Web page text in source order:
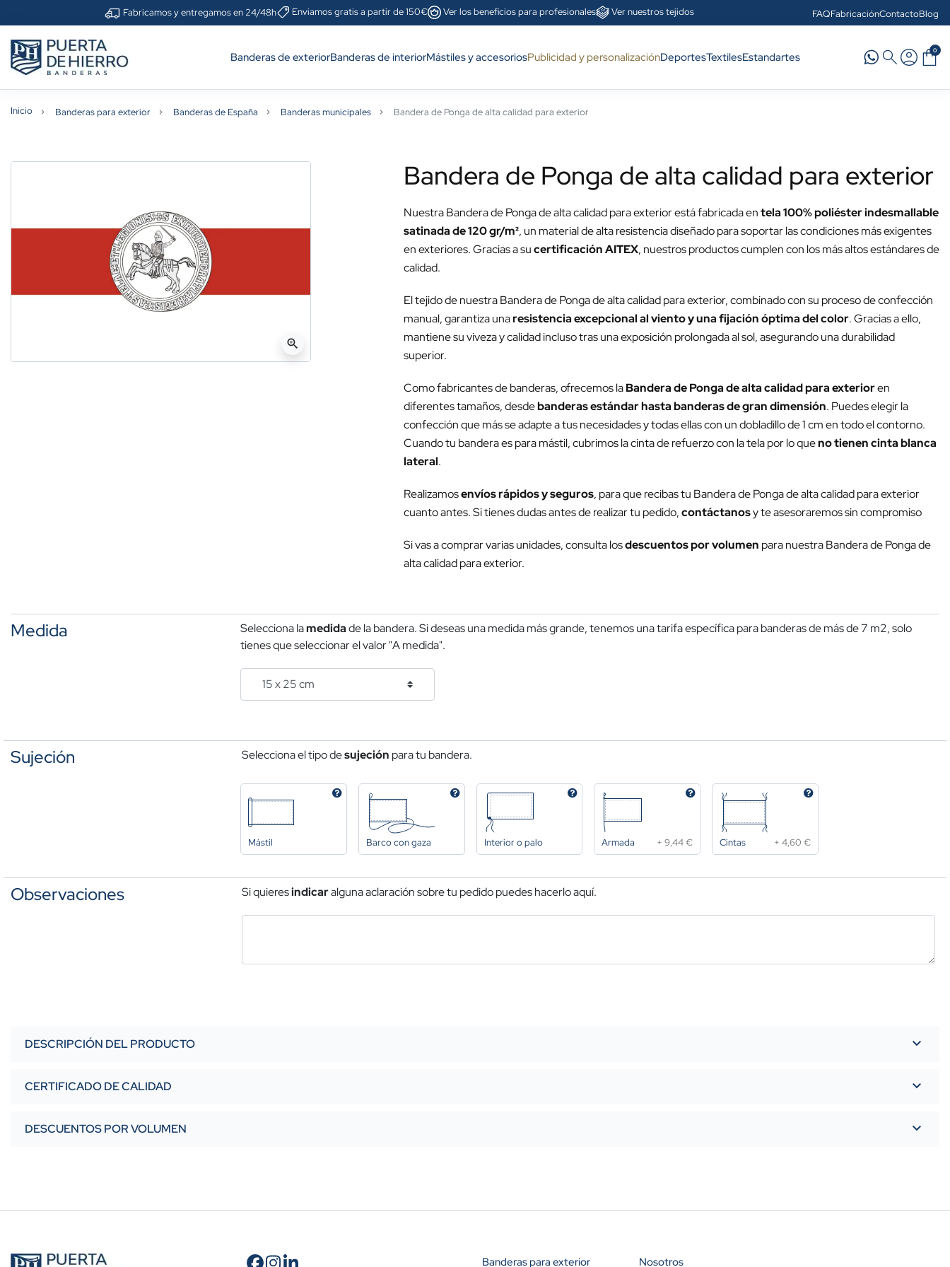
Fabricamos y entregamos en 24/48h Enviamos gratis a partir de 150€ Ver los beneficios para profesionales Ver nuestros tejidos FAQFabricaciónContactoBlog
Banderas de exteriorBanderas de interiorMástiles y accesoriosPublicidad y personalizaciónDeportesTextilesEstandartes 0
Inicio Banderas para exterior Banderas de España Banderas municipales Bandera de Ponga de alta calidad para exterior
zoom_in
Bandera de Ponga de alta calidad para exterior
Nuestra Bandera de Ponga de alta calidad para exterior está fabricada entela 100% poliéster indesmallable
satinada de 120 gr/m², un material de alta resistencia diseñado para soportar las condiciones más exigentes
en exteriores. Gracias a sucertificación AITEX, nuestros productos cumplen con los más altos estándares de
calidad.
El tejido de nuestra Bandera de Ponga de alta calidad para exterior, combinado con su proceso de confección
manual, garantiza unaresistencia excepcional al viento y una fijación óptima del color. Gracias a ello,
mantiene su viveza y calidad incluso tras una exposición prolongada al sol, asegurando una durabilidad
superior.
Como fabricantes de banderas, ofrecemos laBandera de Ponga de alta calidad para exterioren
diferentes tamaños, desdebanderas estándar hasta banderas de gran dimensión. Puedes elegir la
confección que más se adapte a tus necesidades y todas ellas con un dobladillo de 1 cm en todo el contorno.
Cuando tu bandera es para mástil, cubrimos la cinta de refuerzo con la tela por lo queno tienen cinta blanca
lateral.
Realizamosenvíos rápidos y seguros, para que recibas tu Bandera de Ponga de alta calidad para exterior
cuanto antes. Si tienes dudas antes de realizar tu pedido,contáctanosy te asesoraremos sin compromiso
Si vas a comprar varias unidades, consulta losdescuentos por volumen para nuestra Bandera de Ponga de
alta calidad para exterior.
Medida Selecciona lamedidade la bandera. Si deseas una medida más grande, tenemos una tarifa específica para banderas de más de 7 m2, solo
tienes que seleccionar el valor "A medida".
Sujeción Selecciona el tipo desujeción para tu bandera.
Mástil Barco con gaza Interior o palo Armada +9,44 € Cintas +4,60 €
Observaciones Si quieresindicaralguna aclaración sobre tu pedido puedes hacerlo aquí.
DESCRIPCIÓN DEL PRODUCTO
CERTIFICADO DE CALIDAD
DESCUENTOS POR VOLUMEN
Banderas para exterior Nosotros